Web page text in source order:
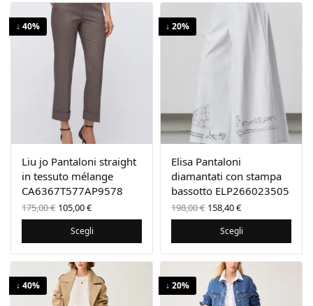
↓ 40%
Liu jo Pantaloni straight
in tessuto mélange
CA6367T577AP9578
175,00€ Il prezzo
originale
era:
175,00 €.
105,00€Il prezzo
attuale
è:
105,00 €.
Scegli
↓ 20%
Elisa Pantaloni
diamantati con stampa
bassotto ELP266023505
198,00€ Il prezzo
originale
era:
198,00 €.
158,40€Il prezzo
attuale
è:
158,40 €.
Scegli
↓ 40% ↓ 20%